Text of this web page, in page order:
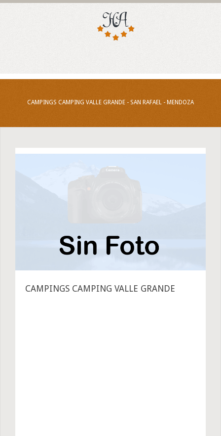
CAMPINGS CAMPING VALLE GRANDE - SAN RAFAEL - MENDOZA
CAMPINGS CAMPING VALLE GRANDE